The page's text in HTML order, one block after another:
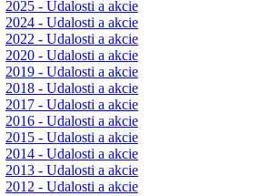
2025 - Udalosti a akcie
2024 - Udalosti a akcie
2022 - Udalosti a akcie
2020 - Udalosti a akcie
2019 - Udalosti a akcie
2018 - Udalosti a akcie
2017 - Udalosti a akcie
2016 - Udalosti a akcie
2015 - Udalosti a akcie
2014 - Udalosti a akcie
2013 - Udalosti a akcie
2012 - Udalosti a akcie